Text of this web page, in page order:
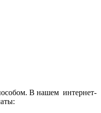
В нашем интернет-